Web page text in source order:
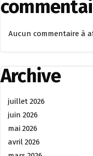
Aucun commentaire à
Archive
juillet 2026
juin 2026
mai 2026
avril 2026